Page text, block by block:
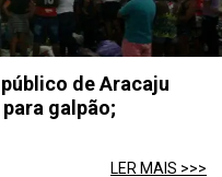
de Aracaju
galpão;
LER MAIS >>>